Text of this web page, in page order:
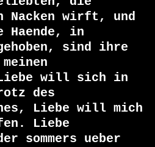
Nacken wirft, und
Haende, in
sind ihre
will sich in
des
Liebe will mich
Liebe
sommers ueber